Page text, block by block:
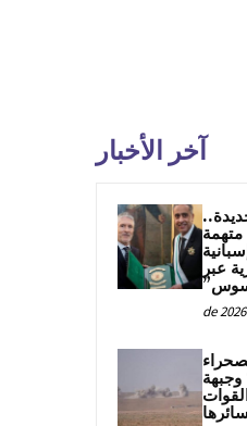
آخر الأخبار
متهمة
عبر
بنسبة 6% وجبهة